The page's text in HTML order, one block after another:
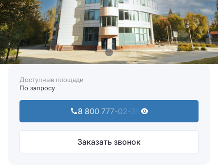
Доступные площади
По запросу
8 800 777-02-35
Заказать звонок